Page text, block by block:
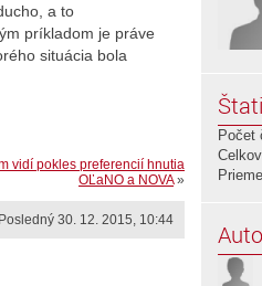
a to
príkladom je práve
situácia bola
vidí pokles preferencií hnutia
OĽaNO a NOVA»
Posledný 30. 12. 2015, 10:44
Počet